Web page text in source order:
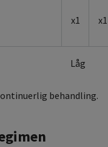
x1 x1
Låg
behandling.